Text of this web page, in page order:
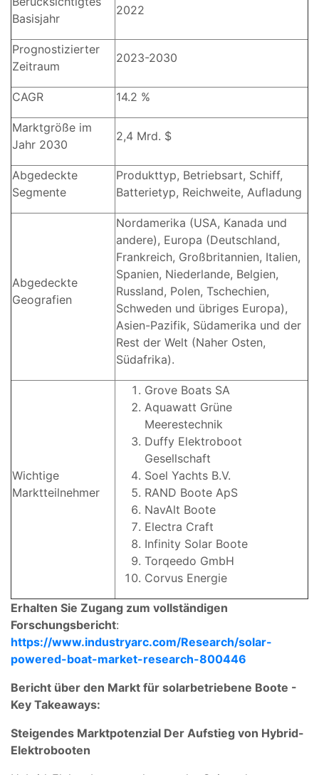
Basisjahr
2022
Prognostizierter
Zeitraum
2023-2030
CAGR 14.2 %
Marktgröße im
Jahr 2030
2,4 Mrd. $
Abgedeckte
Segmente
Produkttyp, Betriebsart, Schiff,
Batterietyp, Reichweite, Aufladung
Abgedeckte
Geografien
Nordamerika (USA, Kanada und
andere), Europa (Deutschland,
Frankreich, Großbritannien, Italien,
Spanien, Niederlande, Belgien,
Russland, Polen, Tschechien,
Schweden und übriges Europa),
Asien-Pazifik, Südamerika und der
Rest der Welt (Naher Osten,
Südafrika).
Wichtige
Marktteilnehmer
Grove Boats SA
Aquawatt Grüne
Meerestechnik
Duffy Elektroboot
Gesellschaft
Soel Yachts B.V.
RAND Boote ApS
NavAlt Boote
Electra Craft
Infinity Solar Boote
Torqeedo GmbH
Corvus Energie
Erhalten Sie Zugang zum vollständigen
Forschungsbericht:
https://www.industryarc.com/Research/solar-
powered-boat-market-research-800446
Bericht über den Markt für solarbetriebene Boote -
Key Takeaways:
Steigendes Marktpotenzial Der Aufstieg von Hybrid-
Elektrobooten